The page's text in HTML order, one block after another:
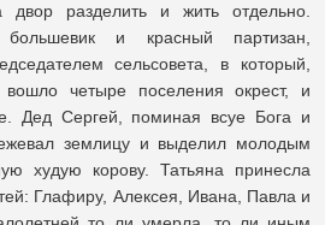
двор разделить и жить отдельно.
и красный партизан,
сельсовета, в который,
вошло четыре поселения окрест, и
Дед Сергей, поминая всуе Бога и
землицу и выделил молодым
худую корову. Татьяна принесла
Глафиру, Алексея, Ивана, Павла и